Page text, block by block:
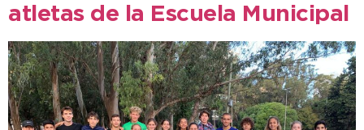
atletas de la Escuela Municipal